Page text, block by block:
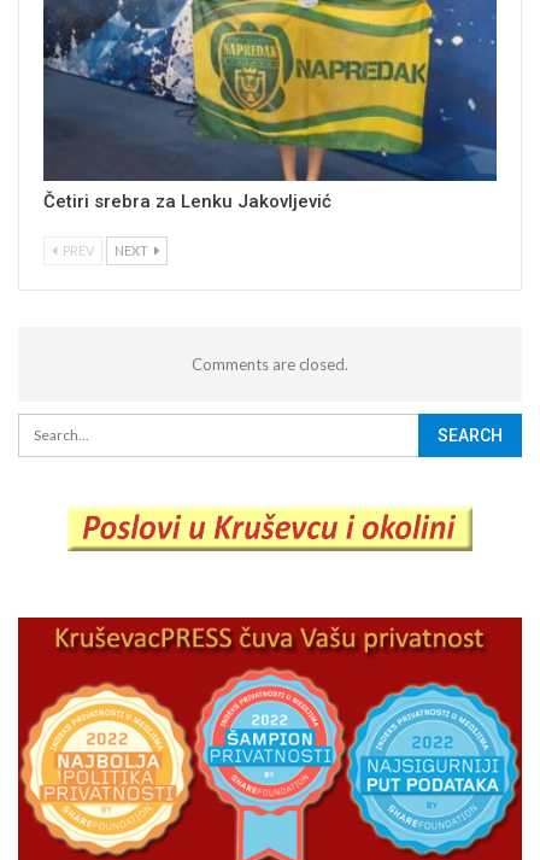
Četiri srebra za Lenku Jakovljević
PREV NEXT
Comments are closed.